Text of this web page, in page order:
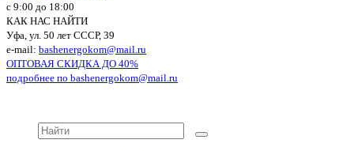
c 9:00 до 18:00
КАК НАС НАЙТИ
Уфа, ул. 50 лет СССР, 39
e-mail: bashenergokom@mail.ru
ОПТОВАЯ СКИДКА ДО 40%
подробнее по bashenergokom@mail.ru